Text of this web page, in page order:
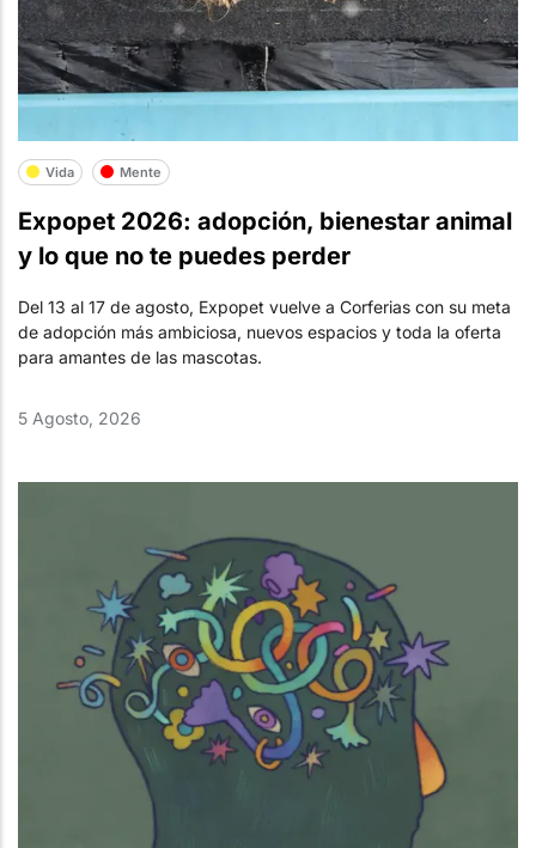
Vida Mente
Expopet 2026: adopción, bienestar animal
y lo que no te puedes perder
Del 13 al 17 de agosto, Expopet vuelve a Corferias con su meta
de adopción más ambiciosa, nuevos espacios y toda la oferta
para amantes de las mascotas.
5 Agosto, 2026